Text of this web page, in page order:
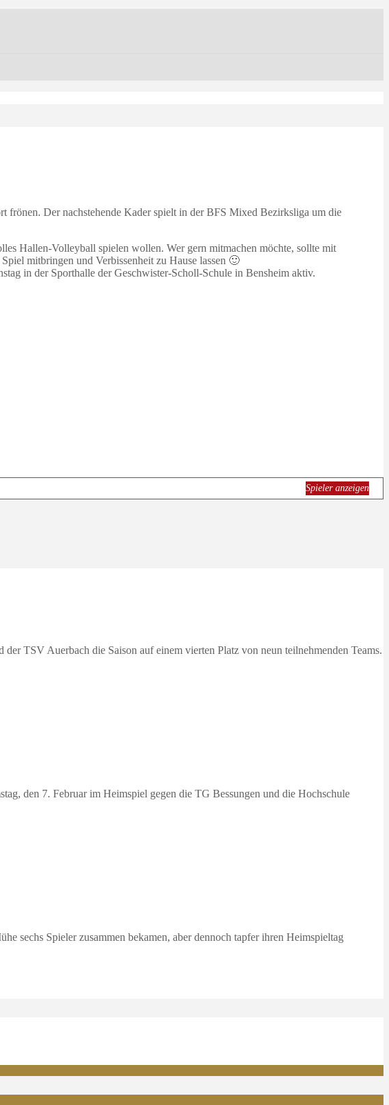
frönen. Der nachstehende Kader spielt in der BFS Mixed Bezirksliga um die
Hallen-Volleyball spielen wollen. Wer gern mitmachen möchte, sollte mit
mitbringen und Verbissenheit zu Hause lassen 🙂
in der Sporthalle der Geschwister-Scholl-Schule in Bensheim aktiv.
Spieler anzeigen
TSV Auerbach die Saison auf einem vierten Platz von neun teilnehmenden Teams.
den 7. Februar im Heimspiel gegen die TG Bessungen und die Hochschule
sechs Spieler zusammen bekamen, aber dennoch tapfer ihren Heimspieltag